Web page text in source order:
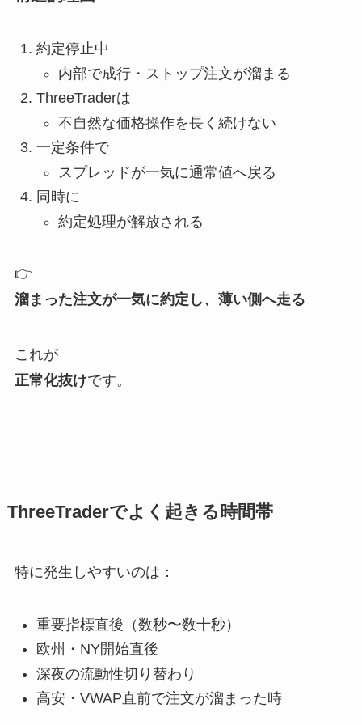
約定停止中
内部で成行・ストップ注文が溜まる
ThreeTraderは
不自然な価格操作を長く続けない
一定条件で
スプレッドが一気に通常値へ戻る
同時に
約定処理が解放される
👉
溜まった注文が一気に約定し、薄い側へ走る
これが
正常化抜けです。
ThreeTraderでよく起きる時間帯
特に発生しやすいのは：
重要指標直後（数秒〜数十秒）
欧州・NY開始直後
深夜の流動性切り替わり
高安・VWAP直前で注文が溜まった時